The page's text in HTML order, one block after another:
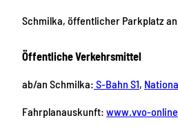
Schmilka, öffentlicher Parkplatz an
Öffentliche Verkehrsmittel
ab/an Schmilka: S-Bahn S1,
Fahrplanauskunft: www.vvo-